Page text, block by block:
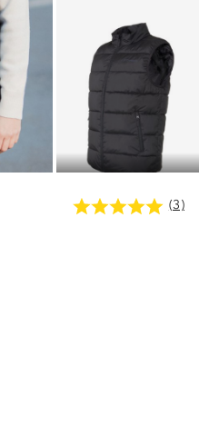
LAVPRIS
(3)